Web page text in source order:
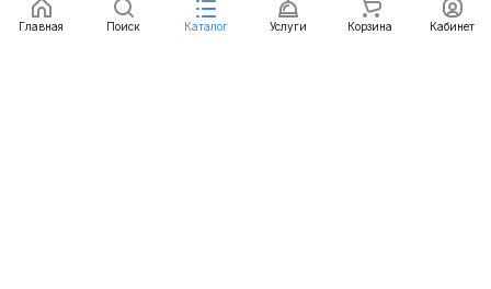
Главная Поиск Каталог Услуги Корзина Кабинет